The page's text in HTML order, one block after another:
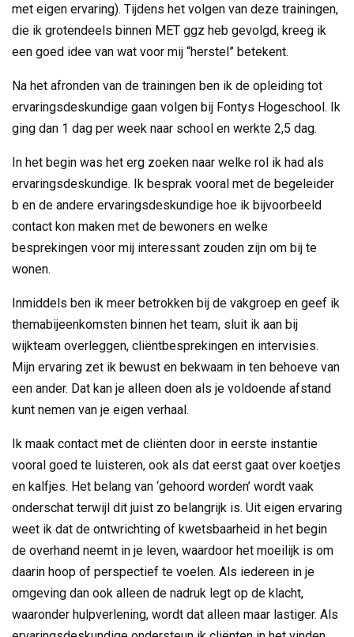
met eigen ervaring). Tijdens het volgen van deze trainingen,
die ik grotendeels binnen MET ggz heb gevolgd, kreeg ik
een goed idee van wat voor mij “herstel” betekent.
Na het afronden van de trainingen ben ik de opleiding tot
ervaringsdeskundige gaan volgen bij Fontys Hogeschool. Ik
ging dan 1 dag per week naar school en werkte 2,5 dag.
In het begin was het erg zoeken naar welke rol ik had als
ervaringsdeskundige. Ik besprak vooral met de begeleider
b en de andere ervaringsdeskundige hoe ik bijvoorbeeld
contact kon maken met de bewoners en welke
besprekingen voor mij interessant zouden zijn om bij te
wonen.
Inmiddels ben ik meer betrokken bij de vakgroep en geef ik
themabijeenkomsten binnen het team, sluit ik aan bij
wijkteam overleggen, cliëntbesprekingen en intervisies.
Mijn ervaring zet ik bewust en bekwaam in ten behoeve van
een ander. Dat kan je alleen doen als je voldoende afstand
kunt nemen van je eigen verhaal.
Ik maak contact met de cliënten door in eerste instantie
vooral goed te luisteren, ook als dat eerst gaat over koetjes
en kalfjes. Het belang van ‘gehoord worden’ wordt vaak
onderschat terwijl dit juist zo belangrijk is. Uit eigen ervaring
weet ik dat de ontwrichting of kwetsbaarheid in het begin
de overhand neemt in je leven, waardoor het moeilijk is om
daarin hoop of perspectief te voelen. Als iedereen in je
omgeving dan ook alleen de nadruk legt op de klacht,
waaronder hulpverlening, wordt dat alleen maar lastiger. Als